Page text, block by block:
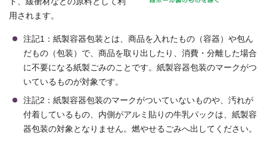
用されます。
注記1：紙製容器包装とは、商品を入れたもの（容器）や包ん
だもの（包装）で、商品を取り出したり、消費・分離した場合
に不要になる紙製ごみのことです。紙製容器包装のマークがつ
いているものが対象です。
注記2：紙製容器包装のマークがついていないものや、汚れが
付着しているもの、内側がアルミ貼りの牛乳パックは、紙製容
器包装の対象となりません。燃やせるごみへ出してください。